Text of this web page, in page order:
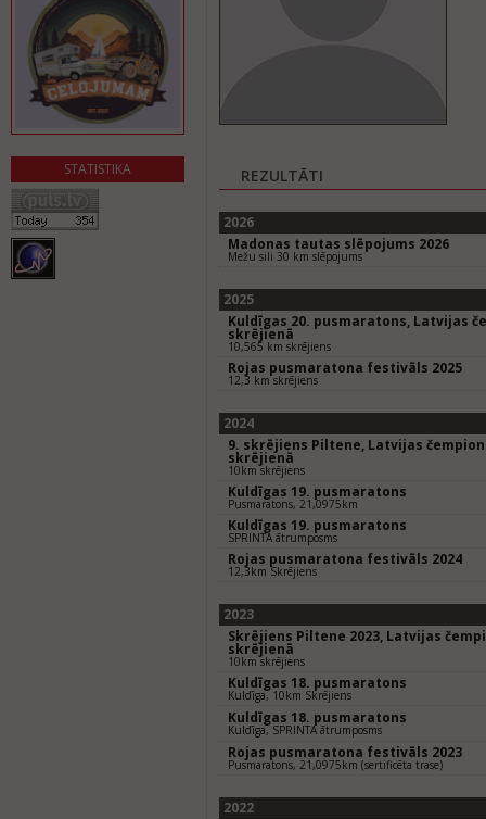
STATISTIKA REZULTĀTI
2026
Madonas tautas slēpojums 2026
Mežu sili 30 km slēpojums
2025
Kuldīgas 20. pusmaratons, Latvijas
skrējienā
10,565 km skrējiens
Rojas pusmaratona festivāls 2025
12,3 km skrējiens
2024
9. skrējiens Piltene, Latvijas
skrējienā
10km skrējiens
Kuldīgas 19. pusmaratons
Pusmaratons, 21,0975km
Kuldīgas 19. pusmaratons
SPRINTA ātrumposms
Rojas pusmaratona festivāls 2024
12,3km Skrējiens
2023
Skrējiens Piltene 2023, Latvijas
skrējienā
10km skrējiens
Kuldīgas 18. pusmaratons
Kuldīga, 10km Skrējiens
Kuldīgas 18. pusmaratons
Kuldīga, SPRINTA ātrumposms
Rojas pusmaratona festivāls 2023
Pusmaratons, 21,0975km (sertificēta trase)
2022